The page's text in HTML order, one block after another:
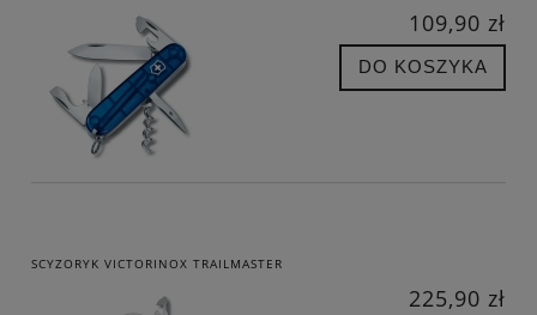
109,90 zł
DO KOSZYKA
SCYZORYK VICTORINOX TRAILMASTER
225,90 zł